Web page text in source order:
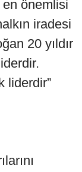
önemlisi
iradesi
20 yıldır
liderdir”